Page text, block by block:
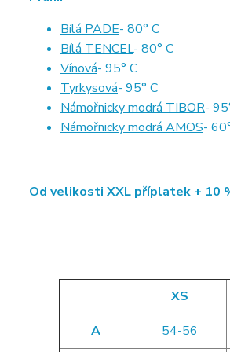
Bílá PADE- 80° C
Bílá TENCEL- 80° C
Vínová- 95° C
Tyrkysová- 95° C
Námořnicky modrá TIBOR-
Námořnicky modrá AMOS-
Od velikosti XXL příplatek + 10
XS
A
54-56